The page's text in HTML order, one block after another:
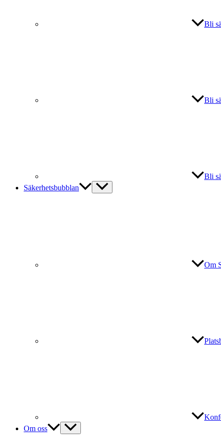
Bli
Bli
Bli
Säkerhetsbubblan
Om
Om oss